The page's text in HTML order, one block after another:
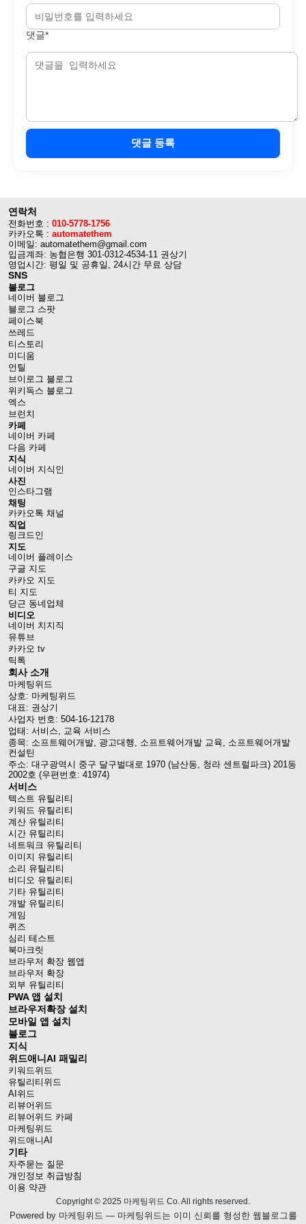
댓글*
댓글 등록
연락처
전화번호 : 010-5778-1756
카카오톡 : automatethem
이메일: automatethem@gmail.com
입금계좌: 농협은행 301-0312-4534-11 권상기
영업시간: 평일 및 공휴일, 24시간 무료 상담
SNS
블로그
네이버 블로그
블로그 스팟
페이스북
쓰레드
티스토리
미디움
언틸
브이로그 블로그
위키독스 블로그
엑스
브런치
카페
네이버 카페
다음 카페
지식
네이버 지식인
사진
인스타그램
채팅
카카오톡 채널
직업
링크드인
지도
네이버 플레이스
구글 지도
카카오 지도
티 지도
당근 동네업체
비디오
네이버 치지직
유튜브
카카오 tv
틱톡
회사 소개
마케팅위드
상호: 마케팅위드
대표: 권상기
사업자 번호: 504-16-12178
업태: 서비스, 교육 서비스
종목: 소프트웨어개발, 광고대행, 소프트웨어개발 교육, 소프트웨어개발
컨설틴
주소: 대구광역시 중구 달구벌대로 1970 (남산동, 청라 센트럴파크) 201동
2002호 (우편번호: 41974)
서비스
텍스트 유틸리티
키워드 유틸리티
계산 유틸리티
시간 유틸리티
네트워크 유틸리티
이미지 유틸리티
소리 유틸리티
비디오 유틸리티
기타 유틸리티
개발 유틸리티
게임
퀴즈
심리 테스트
북마크릿
브라우저 확장 웹앱
브라우저 확장
외부 유틸리티
PWA 앱 설치
브라우저확장 설치
모바일 앱 설치
블로그
지식
위드애니AI 패밀리
키워드위드
유틸리티위드
AI위드
리뷰어위드
리뷰어위드 카페
마케팅위드
위드애니AI
기타
자주묻는 질문
개인정보 취급방침
이용 약관
Copyright © 2025 마케팅위드 Co. All rights reserved.
Powered by 마케팅위드 — 마케팅위드는 이미 신뢰를 형성한 웹블로그를